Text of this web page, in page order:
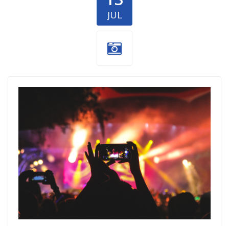
JUL
dogadjaji-
koncerti.png